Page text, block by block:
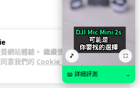
網站體驗。 繼續使用
意我們的 Cookie 政
硬件裝 FSD v14 Lite 頻
腦損毀車主須自費維修
🎵 ⛶
📖 詳細評測 →